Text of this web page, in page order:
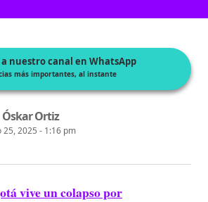
nuestro canal en WhatsApp
más importantes, al instante
Óskar Ortiz
25, 2025 - 1:16 pm
vive un colapso por